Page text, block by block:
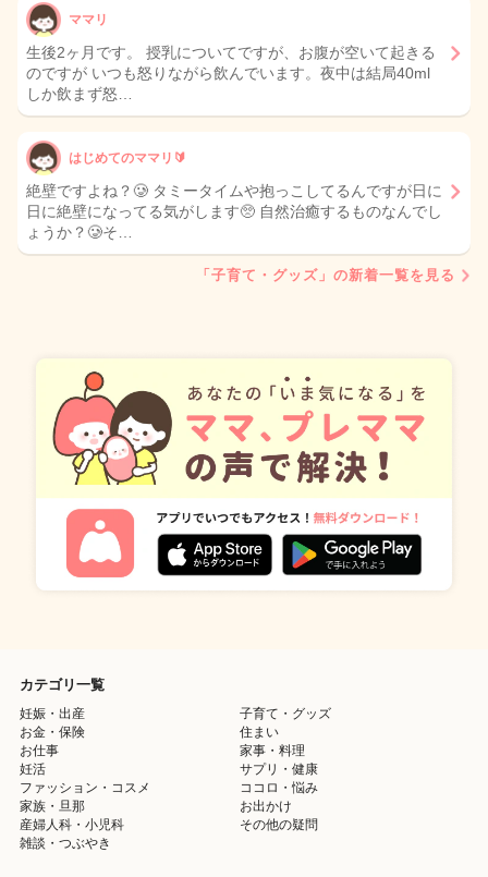
ママリ
生後2ヶ月です。 授乳についてですが、お腹が空いて起きる
のですが いつも怒りながら飲んでいます。夜中は結局40ml
しか飲まず怒…
はじめてのママリ🔰
絶壁ですよね？🥲 タミータイムや抱っこしてるんですが日に
日に絶壁になってる気がします🥺 自然治癒するものなんでし
ょうか？🥲そ…
「子育て・グッズ」の新着一覧を見る
カテゴリ一覧
妊娠・出産
子育て・グッズ
お金・保険
住まい
お仕事
家事・料理
妊活
サプリ・健康
ファッション・コスメ
ココロ・悩み
家族・旦那
お出かけ
産婦人科・小児科
その他の疑問
雑談・つぶやき